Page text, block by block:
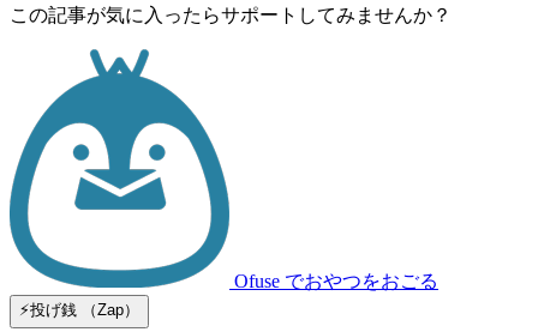
この記事が気に入ったらサポートしてみませんか？
Ofuse でおやつをおごる
⚡️投げ銭 （Zap）